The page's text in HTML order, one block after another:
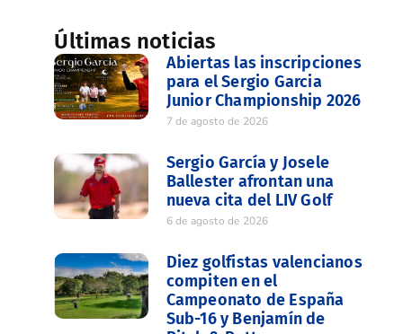
Últimas noticias
Abiertas las inscripciones
para el Sergio Garcia
Junior Championship 2026
7 de agosto de 2026
Sergio García y Josele
Ballester afrontan una
nueva cita del LIV Golf
6 de agosto de 2026
Diez golfistas valencianos
compiten en el
Campeonato de España
Sub-16 y Benjamín de